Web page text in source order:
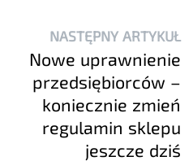
NASTĘPNY ARTYKUŁ
Nowe uprawnienie
przedsiębiorców –
koniecznie zmień
regulamin sklepu
jeszcze dziś